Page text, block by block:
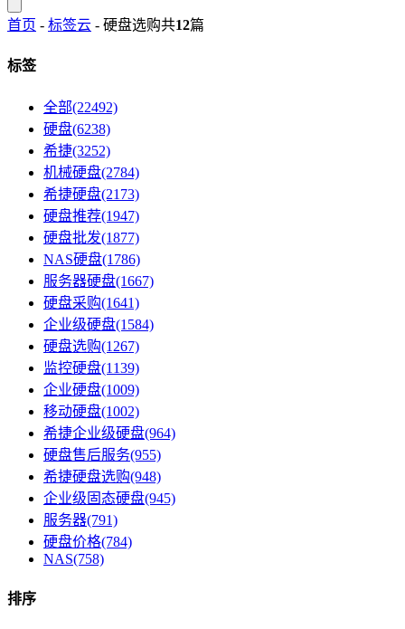
首页 - 标签云 - 硬盘选购共12篇
标签
全部(22492)
硬盘(6238)
希捷(3252)
机械硬盘(2784)
希捷硬盘(2173)
硬盘推荐(1947)
硬盘批发(1877)
NAS硬盘(1786)
服务器硬盘(1667)
硬盘采购(1641)
企业级硬盘(1584)
硬盘选购(1267)
监控硬盘(1139)
企业硬盘(1009)
移动硬盘(1002)
希捷企业级硬盘(964)
硬盘售后服务(955)
希捷硬盘选购(948)
企业级固态硬盘(945)
服务器(791)
硬盘价格(784)
NAS(758)
排序